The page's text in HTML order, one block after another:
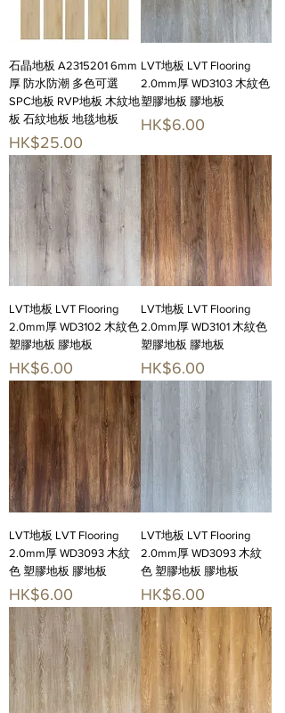
石晶地板 A2315201 6mm
厚 防水防潮 多色可選
SPC地板 RVP地板 木紋地
板 石紋地板 地毯地板
價格
HK$25.00
LVT地板 LVT Flooring
2.0mm厚 WD3103 木紋色
塑膠地板 膠地板
價格
HK$6.00
LVT地板 LVT Flooring
2.0mm厚 WD3102 木紋色
塑膠地板 膠地板
價格
HK$6.00
LVT地板 LVT Flooring
2.0mm厚 WD3101 木紋色
塑膠地板 膠地板
價格
HK$6.00
LVT地板 LVT Flooring
2.0mm厚 WD3093 木紋
色 塑膠地板 膠地板
價格
HK$6.00
LVT地板 LVT Flooring
2.0mm厚 WD3093 木紋
色 塑膠地板 膠地板
價格
HK$6.00